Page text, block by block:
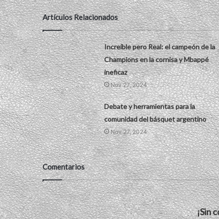
Artículos Relacionados
Increíble pero Real: el campeón de la
Champions en la cornisa y Mbappé
ineficaz
Nov 27, 2024
Debate y herramientas para la
comunidad del básquet argentino
Nov 27, 2024
Comentarios
¡Sin